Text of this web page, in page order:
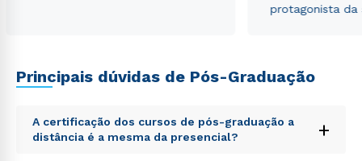
protagonista da
Principais dúvidas de Pós-Graduação
A certificação dos cursos de pós-graduação a
distância é a mesma da presencial?
+